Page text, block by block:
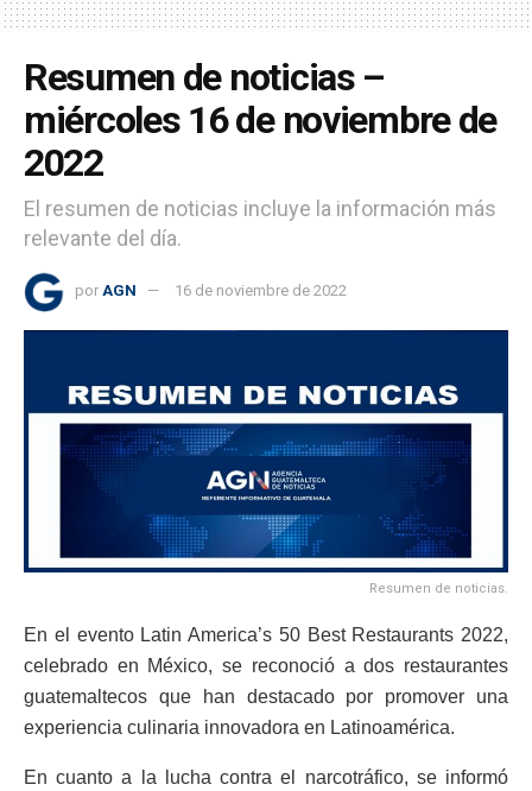
Resumen de noticias –
miércoles 16 de noviembre de
2022
El resumen de noticias incluye la información más
relevante del día.
por AGN 16 de noviembre de 2022
Resumen de noticias.
En el evento Latin America’s 50 Best Restaurants 2022,
celebrado en México, se reconoció a dos restaurantes
guatemaltecos que han destacado por promover una
experiencia culinaria innovadora en Latinoamérica.
En cuanto a la lucha contra el narcotráfico, se informó